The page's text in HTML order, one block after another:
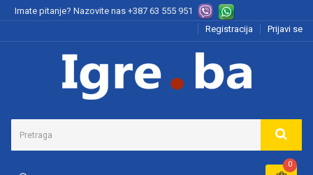
Imate pitanje? Nazovite nas +387 63 555 951
Registracija
Prijavi se
0